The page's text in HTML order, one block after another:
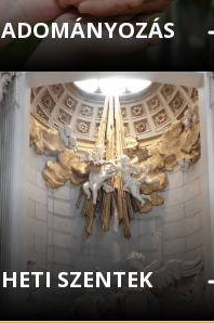
ADOMÁNYOZÁS
HETI SZENTEK